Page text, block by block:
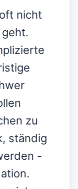
nicht
zu
ständig
-